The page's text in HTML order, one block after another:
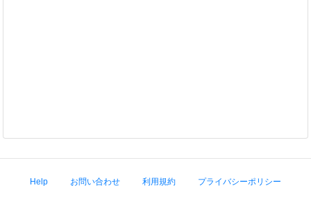
Help お問い合わせ 利用規約 プライバシーポリシー